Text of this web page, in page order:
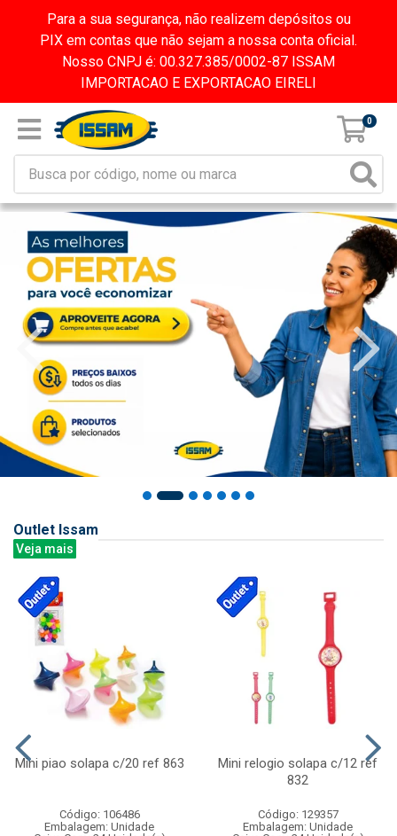
Para a sua segurança, não realizem depósitos ou
PIX em contas que não sejam a nossa conta oficial.
Nosso CNPJ é: 00.327.385/0002-87 ISSAM
IMPORTACAO E EXPORTACAO EIRELI
0
Outlet Issam
Veja mais
Mini piao solapa c/20 ref 863
Código: 106486
Embalagem: Unidade
Mini relogio solapa c/12 ref
832
Código: 129357
Embalagem: Unidade